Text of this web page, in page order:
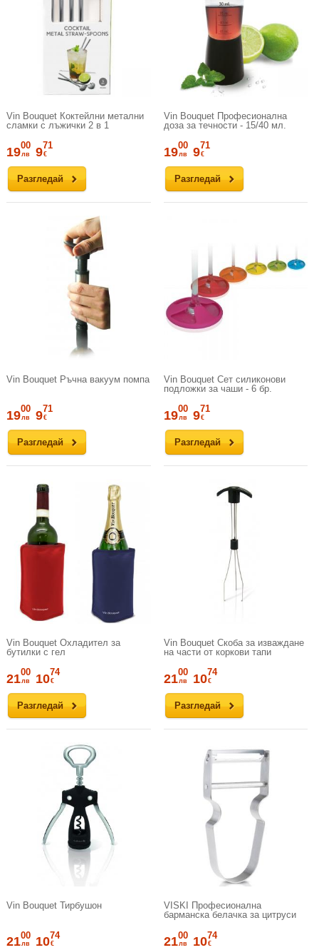
Vin Bouquet Коктейлни метални
сламки с лъжички 2 в 1
Разгледай
1900
лв 971
€
Vin Bouquet Професионална
доза за течности - 15/40 мл.
Разгледай
1900
лв 971
€
Vin Bouquet Ръчна вакуум помпа
Разгледай
1900
лв 971
€
Vin Bouquet Сет силиконови
подложки за чаши - 6 бр.
Разгледай
1900
лв 971
€
Vin Bouquet Охладител за
бутилки с гел
Разгледай
2100
лв 1074
€
Vin Bouquet Скоба за изваждане
на части от коркови тапи
Разгледай
2100
лв 1074
€
Vin Bouquet Тирбушон
2100
лв 1074
€
VISKI Професионална
барманска белачка за цитруси
2100
лв 1074
€